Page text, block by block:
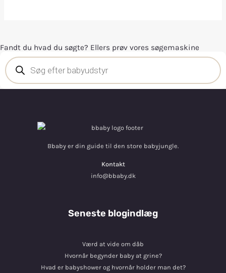
Fandt du hvad du søgte? Ellers prøv vores søgemaskine
Bbaby er din guide til den store babyjungle.
Kontakt
info@bbaby.dk
Seneste blogindlæg
Værd at vide om dåb
Hvornår begynder baby at grine?
Hvad er babyshower og hvornår holder man det?